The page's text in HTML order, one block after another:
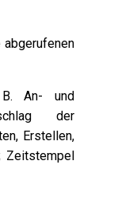
An- und
der
Erstellen,
Zeitstempel